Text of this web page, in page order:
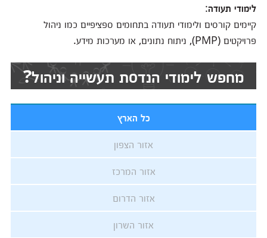
לימודי תעודה:
קיימים קורסים ולימודי תעודה בתחומים ספציפיים כמו ניהול
פרויקטים (PMP), ניתוח נתונים, או מערכות מידע.
מחפש לימודי הנדסת תעשייה וניהול?
כל הארץ
אזור הצפון
אזור המרכז
אזור הדרום
אזור השרון